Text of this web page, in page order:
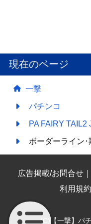
現在のページ
一撃
パチンコ
PA FAIRY TAIL2
ボーダーライン･
広告掲載/お問合せ
利用規約
(C)【一撃】パ